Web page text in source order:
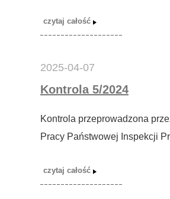
2025-04-07
Kontrola 5/2024
Kontrola przeprowadzona
Pracy Państwowej Inspekcji